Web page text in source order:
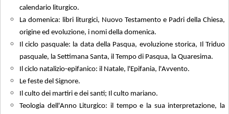
calendario liturgico.
La domenica: libri liturgici, Nuovo Testamento e Padri della Chiesa,
origine ed evoluzione, i nomi della domenica.
Il ciclo pasquale: la data della Pasqua, evoluzione storica, Il Triduo
pasquale, la Settimana Santa, il Tempo di Pasqua, la Quaresima.
Il ciclo natalizio-epifanico: il Natale, l'Epifania, l'Avvento.
Le feste del Signore.
Il culto dei martiri e dei santi; Il culto mariano.
Teologia dell'Anno Liturgico: il tempo e la sua interpretazione, la